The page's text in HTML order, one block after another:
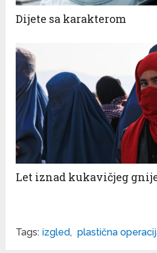
Dijete sa karakterom
Let iznad kukavičjeg
Tags: izgled, plastična